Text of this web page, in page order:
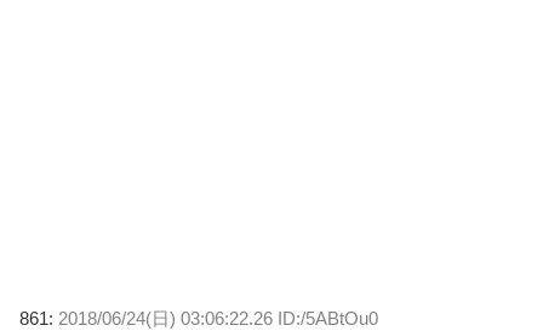
861: 2018/06/24(日) 03:06:22.26 ID:/5ABtOu0